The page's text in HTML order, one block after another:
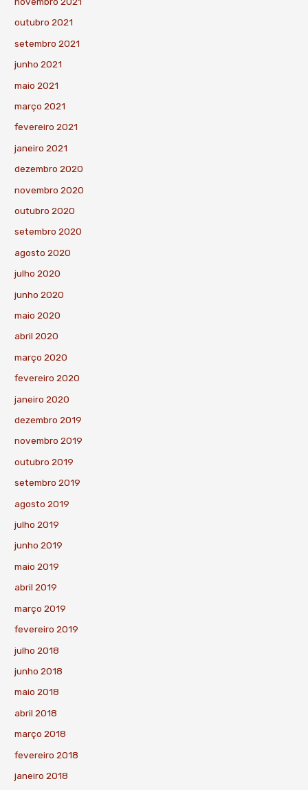
outubro 2021
setembro 2021
junho 2021
maio 2021
março 2021
fevereiro 2021
janeiro 2021
dezembro 2020
novembro 2020
outubro 2020
setembro 2020
agosto 2020
julho 2020
junho 2020
maio 2020
abril 2020
março 2020
fevereiro 2020
janeiro 2020
dezembro 2019
novembro 2019
outubro 2019
setembro 2019
agosto 2019
julho 2019
junho 2019
maio 2019
abril 2019
março 2019
fevereiro 2019
julho 2018
junho 2018
maio 2018
abril 2018
março 2018
fevereiro 2018
janeiro 2018